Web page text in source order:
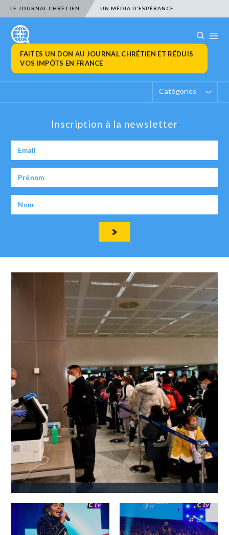
LE JOURNAL CHRÉTIEN UN MÉDIA D’ESPÉRANCE
FAITES UN DON AU JOURNAL CHRÉTIEN ET RÉDUIS
VOS IMPÔTS EN FRANCE
Catégories
Inscription à la newsletter